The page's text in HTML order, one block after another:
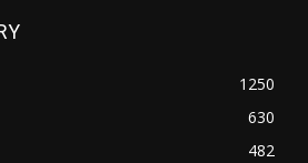
1250
630
482